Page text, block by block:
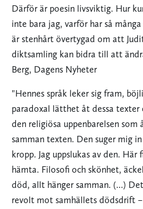
Därför är poesin livsviktig. Hur
inte bara jag, varför har så
är stenhårt övertygad om att
diktsamling kan bidra till att
Berg, Dagens Nyheter
"Hennes språk leker sig fram,
paradoxal lätthet åt dessa
den religiösa uppenbarelsen
samman texten. Den suger mig
kropp. Jag uppslukas av den.
hämta. Filosofi och skönhet,
död, allt hänger samman. (...)
revolt mot samhällets dödsdrift